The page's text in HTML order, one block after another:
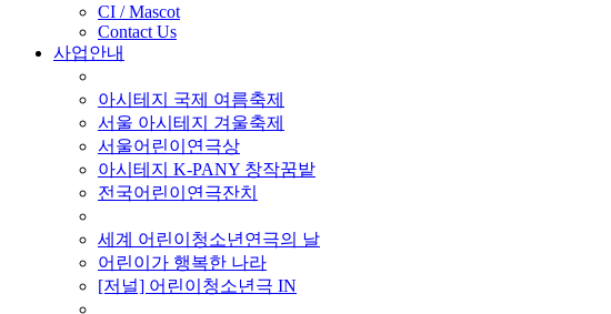
CI / Mascot
Contact Us
사업안내
아시테지 국제 여름축제
서울 아시테지 겨울축제
서울어린이연극상
아시테지 K-PANY 창작꿈밭
전국어린이연극잔치
세계 어린이청소년연극의 날
어린이가 행복한 나라
[저널] 어린이청소년극 IN